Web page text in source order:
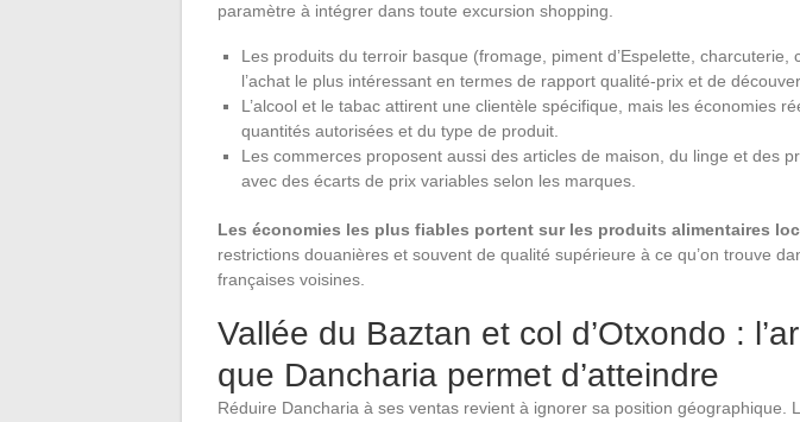
paramètre à intégrer dans toute excursion shopping.
Les produits du terroir basque (fromage, piment d’Espelette, charcuterie,
l’achat le plus intéressant en termes de rapport qualité-prix et de
L’alcool et le tabac attirent une clientèle spécifique, mais les économies
quantités autorisées et du type de produit.
Les commerces proposent aussi des articles de maison, du linge et des
avec des écarts de prix variables selon les marques.
Les économies les plus fiables portent sur les produits alimentaires
restrictions douanières et souvent de qualité supérieure à ce qu’on trouve
françaises voisines.
Vallée du Baztan et col d’Otxondo :
que Dancharia permet d’atteindre
Réduire Dancharia à ses ventas revient à ignorer sa position géographique.